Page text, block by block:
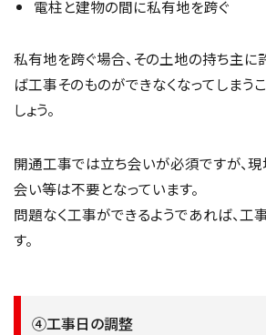
電柱と建物の間に私有地を跨ぐ
私有地を跨ぐ場合、その土地の持ち主
ば工事そのものができなくなってしまう
しょう。
開通工事では立ち会いが必須ですが、
会い等は不要となっています。
問題なく工事ができるようであれば、工
す。
④工事日の調整